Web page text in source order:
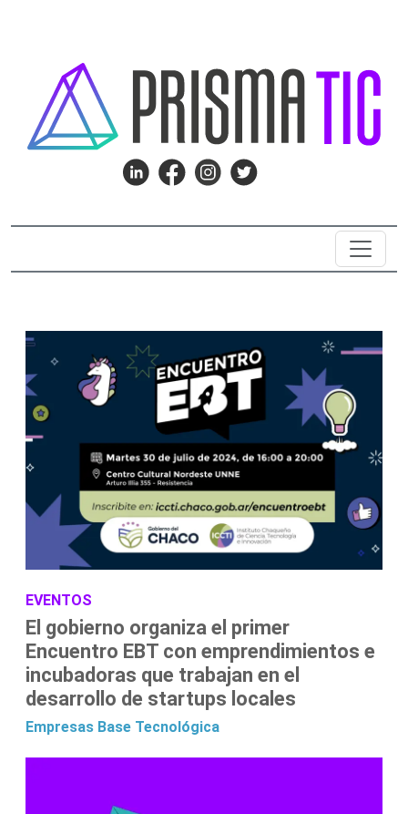
EVENTOS
El gobierno organiza el primer
Encuentro EBT con emprendimientos e
incubadoras que trabajan en el
desarrollo de startups locales
Empresas Base Tecnológica